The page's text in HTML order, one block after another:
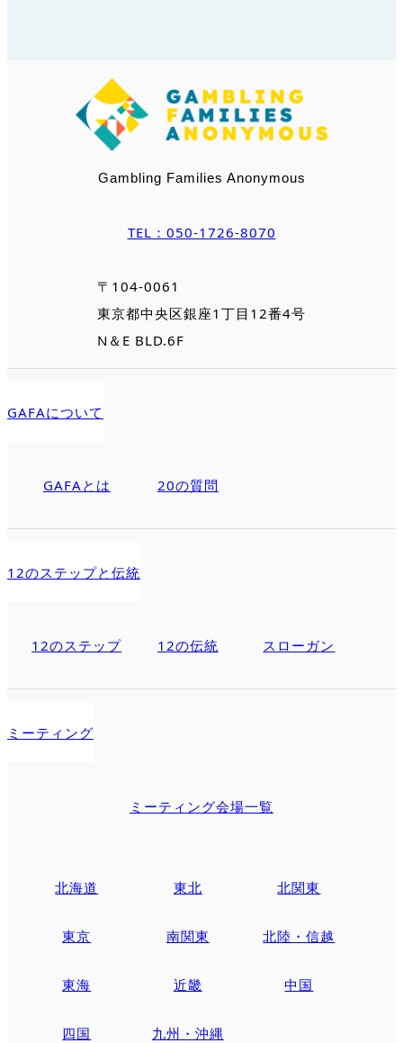
Gambling Families Anonymous
TEL：050-1726-8070
〒104-0061
東京都中央区銀座1丁目12番4号
N＆E BLD.6F
GAFAについて
GAFAとは 20の質問
12のステップと伝統
12のステップ 12の伝統 スローガン
ミーティング
ミーティング会場一覧
北海道 東北 北関東
東京 南関東 北陸・信越
東海 近畿 中国
四国 九州・沖縄